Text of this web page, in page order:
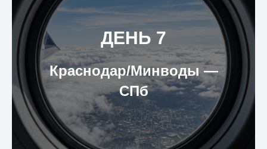
ДЕНЬ 7
Краснодар/Минводы ―
СПб